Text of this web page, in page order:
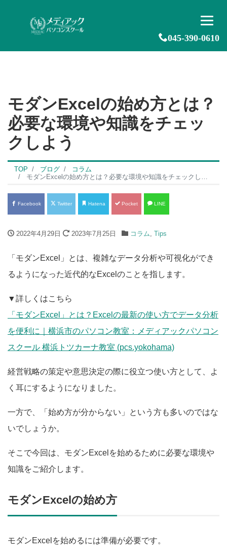
045-390-0610
モダンExcelの始め方とは？
必要な環境や知識をチェッ
クしよう
TOP ブログ
コラム
モダンExcelの始め方とは？必要な環境や知識をチェックしよう
Facebook Twitter Hatena Pocket LINE
2022年4月29日 2023年7月25日 コラム, Tips
「モダンExcel」とは、複雑なデータ分析や可視化ができ
るようになった近代的なExcelのことを指します。
▼詳しくはこちら
「モダンExcel」とは？Excelの最新の使い方でデータ分析
を便利に｜横浜市のパソコン教室：メディアックパソコン
スクール 横浜トツカーナ教室 (pcs.yokohama)
経営戦略の策定や意思決定の際に役立つ使い方として、よ
く耳にするようになりました。
一方で、「始め方が分からない」という方も多いのではな
いでしょうか。
そこで今回は、モダンExcelを始めるために必要な環境や
知識をご紹介します。
モダンExcelの始め方
モダンExcelを始めるには準備が必要です。